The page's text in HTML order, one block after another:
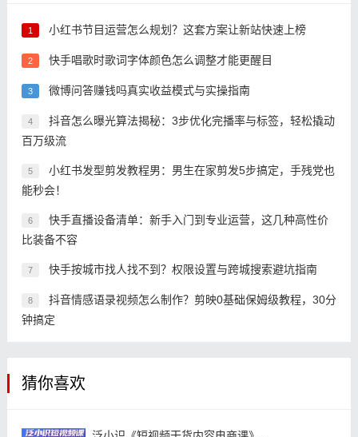
1 小红书节目运营怎么规划？这套方案让新站快速上榜
2 快手唱歌时歌词字体颜色怎么调整才能更醒目
3 微博问答赚钱吗真实收益模式与实操指南
4
抖音怎么曝光算法揭秘：3步优化完播率与标签，轻松撬动
百万级流
5
小红书发型剪发教程男：男生在家剪发5步搞定，手残党也
能秒会！
6
快手直播设备清单：新手入门到专业运营，这几种高性价
比装备不容
7 快手按城市找人找不到？权限设置与跨城搜索避坑指南
8
抖音情感语录视频怎么制作？剪映0基础保姆级教程，30分
钟搞定
猜你喜欢